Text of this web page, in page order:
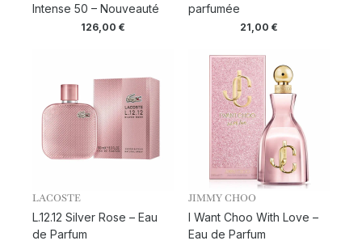
Intense 50 – Nouveauté
126,00€
parfumée
21,00 €
LACOSTE
L.12.12 Silver Rose – Eau
de Parfum
JIMMY CHOO
I Want Choo With Love –
Eau de Parfum